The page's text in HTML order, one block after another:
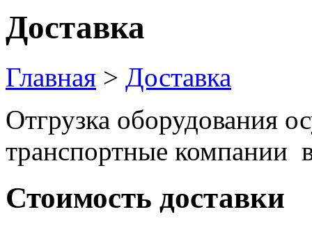
Доставка
Главная > Доставка
Отгрузка оборудования
транспортные компании
Стоимость доставки